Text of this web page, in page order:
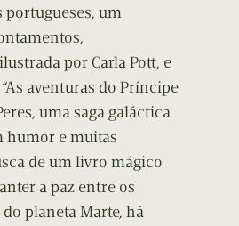
portugueses, um
por Carla Pott, e
aventuras do Príncipe
uma saga galáctica
humor e muitas
de um livro mágico
a paz entre os
planeta Marte, há